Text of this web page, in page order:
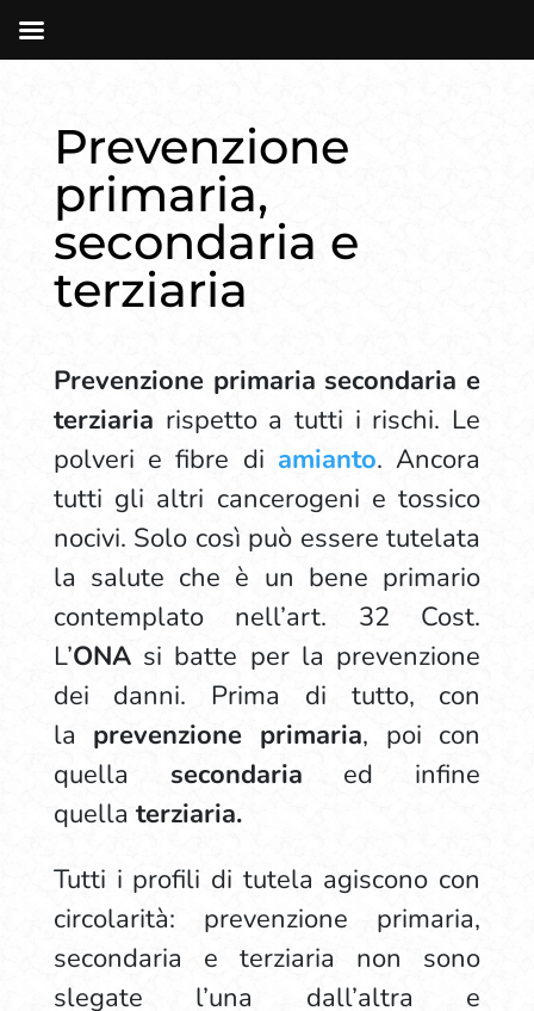
Prevenzione
primaria,
secondaria e
terziaria
Prevenzione primaria secondaria e
terziaria rispetto a tutti i rischi. Le
polveri e fibre di amianto. Ancora
tutti gli altri cancerogeni e tossico
nocivi. Solo così può essere tutelata
la salute che è un bene primario
contemplato nell’art. 32 Cost.
L’ONAsi batte per la prevenzione
dei danni. Prima di tutto, con
la prevenzione primaria, poi con
quella secondaria ed infine
quella terziaria.
Tutti i profili di tutela agiscono con
circolarità: prevenzione primaria,
secondaria e terziaria non sono
slegate l’una dall’altra e